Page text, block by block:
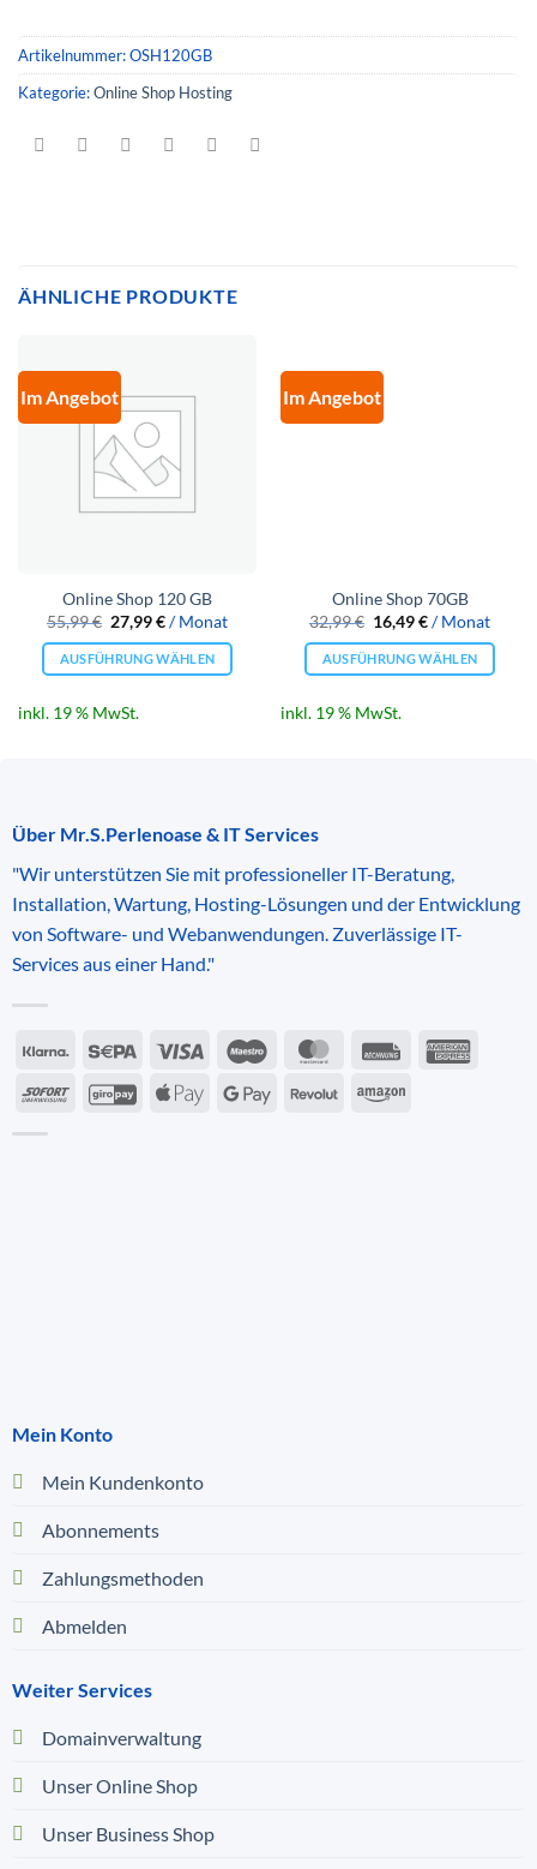
Artikelnummer:OSH120GB
Kategorie:Online Shop Hosting
ÄHNLICHE PRODUKTE
Im Angebot
Online Shop 120 GB
55,99€ Ursprünglicher
Preis
war:
55,99 €
27,99€Aktueller
Preis
ist:
27,99 €.
/ Monat
AUSFÜHRUNG WÄHLEN
inkl. 19 % MwSt.
Im Angebot
Online Shop 70GB
32,99€ Ursprünglicher
Preis
war:
32,99 €
16,49€Aktueller
Preis
ist:
16,49 €.
/ Monat
AUSFÜHRUNG WÄHLEN
inkl. 19 % MwSt.
Über Mr.S.Perlenoase & IT Services
"Wir unterstützen Sie mit professioneller IT-Beratung,
Installation, Wartung, Hosting-Lösungen und der Entwicklung
von Software- und Webanwendungen. Zuverlässige IT-
Services aus einer Hand."
Mein Konto
Mein Kundenkonto
Abonnements
Zahlungsmethoden
Abmelden
Weiter Services
Domainverwaltung
Unser Online Shop
Unser Business Shop